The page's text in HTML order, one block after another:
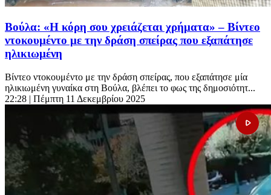
Βούλα: «Η κόρη σου χρειάζεται χρήματα» – Βίντεο
ντοκουμέντο με την δράση σπείρας που εξαπάτησε
ηλικιωμένη
Βίντεο ντοκουμέντο με την δράση σπείρας, που εξαπάτησε μία
ηλικιωμένη γυναίκα στη Βούλα, βλέπει το φως της δημοσιότητ...
22:28 | Πέμπτη 11 Δεκεμβρίου 2025